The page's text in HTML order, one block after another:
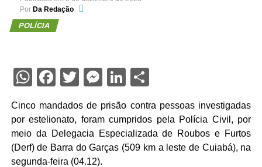
Por Da Redação
POLÍCIA
WhatsApp
Facebook
Twitter
Messenger
LinkedIn
Share
Cinco mandados de prisão contra pessoas investigadas
por estelionato, foram cumpridos pela Polícia Civil, por
meio da Delegacia Especializada de Roubos e Furtos
(Derf) de Barra do Garças (509 km a leste de Cuiabá), na
segunda-feira (04.12).